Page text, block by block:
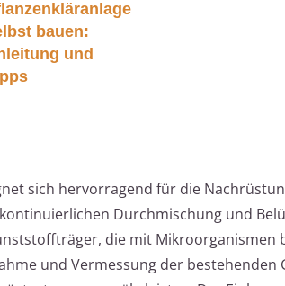
bauen:
und
sich hervorragend für die
Durchmischung und
die mit Mikroorganismen
und Vermessung der bestehenden